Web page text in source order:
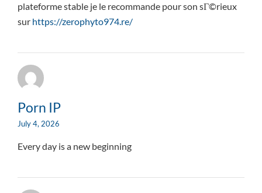
plateforme stable je le recommande pour son sГ©rieux
sur https://zerophyto974.re/
Porn IP
July 4, 2026
Every day is a new beginning